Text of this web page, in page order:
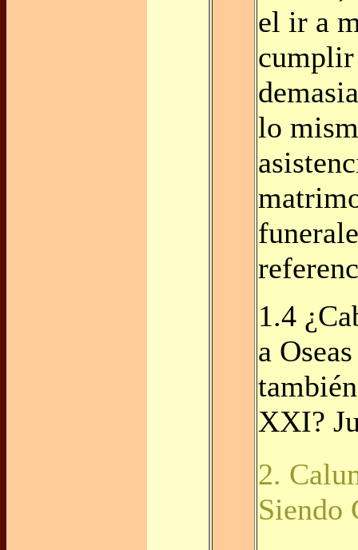
el ir a
cumplir
lo
1.4
a
XXI?
2.
Siendo